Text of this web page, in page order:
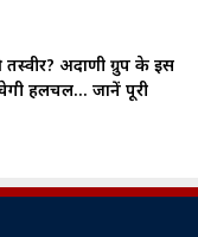
अदाणी ग्रुप के इस
हलचल… जानें पूरी